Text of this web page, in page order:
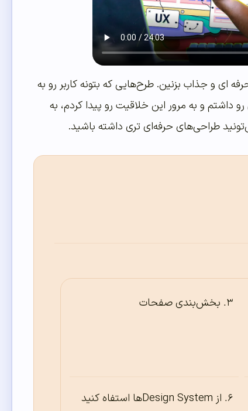
ای و جذاب بزنین. طرح‌هایی که بتونه کاربر رو به
و به مرور این خلاقیت رو پیدا کردم، به
بخش‌بندی صفحات
از Design System‌ها استفاه کنید